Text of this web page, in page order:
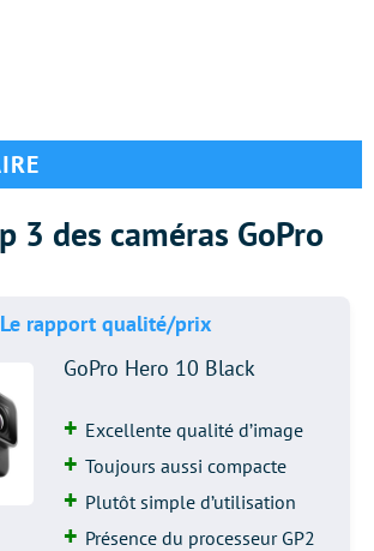
3 des caméras GoPro
Le rapport qualité/prix
GoPro Hero 10 Black
Excellente qualité d’image
Toujours aussi compacte
Plutôt simple d’utilisation
Présence du processeur GP2